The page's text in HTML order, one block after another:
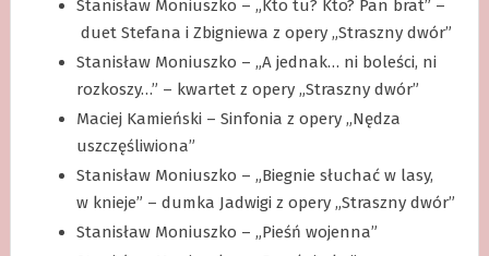
Stanisław Moniuszko – „Kto tu? Kto? Pan brat” –
duet Stefana i Zbigniewa z opery „Straszny dwór”
Stanisław Moniuszko – „A jednak… ni boleści, ni
rozkoszy…” – kwartet z opery „Straszny dwór”
Maciej Kamieński – Sinfonia z opery „Nędza
uszczęśliwiona”
Stanisław Moniuszko – „Biegnie słuchać w lasy,
w knieje” – dumka Jadwigi z opery „Straszny dwór”
Stanisław Moniuszko – „Pieśń wojenna”